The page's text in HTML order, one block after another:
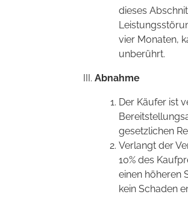
dieses
vier Monaten,
unberührt.
Abnahme
Der Käufer ist
gesetzlichen
Verlangt der
10% des
einen höheren
kein Schaden